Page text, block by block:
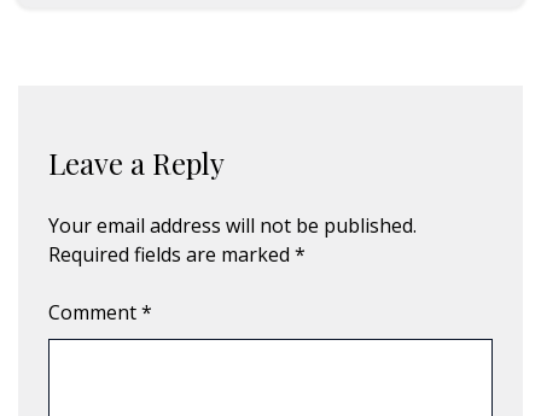
Leave a Reply
Your email address will not be published.
Required fields are marked *
Comment*